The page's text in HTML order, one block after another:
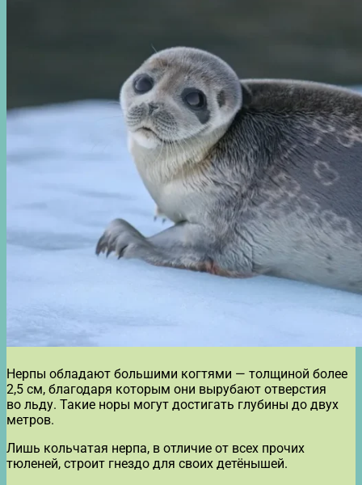
Нерпы обладают большими когтями — толщиной более
2,5 см, благодаря которым они вырубают отверстия
во льду. Такие норы могут достигать глубины до двух
метров.
Лишь кольчатая нерпа, в отличие от всех прочих
тюленей, строит гнездо для своих детёнышей.